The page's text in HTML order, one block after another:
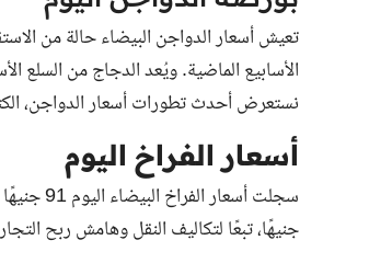
تعيش أسعار الدواجن البيضاء حالة من
الأسابيع الماضية. ويُعد الدجاج من السلع
نستعرض أحدث تطورات أسعار الدواجن،
أسعار الفراخ اليوم
جنيهًا، تبعًا لتكاليف النقل وهامش ربح